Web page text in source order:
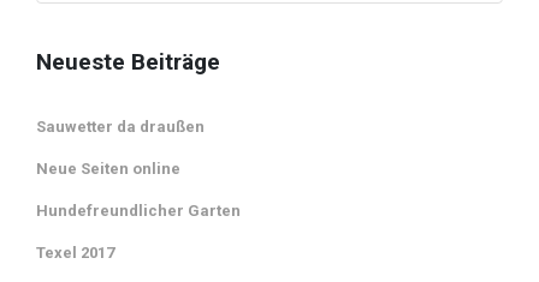
Neueste Beiträge
Sauwetter da draußen
Neue Seiten online
Hundefreundlicher Garten
Texel 2017